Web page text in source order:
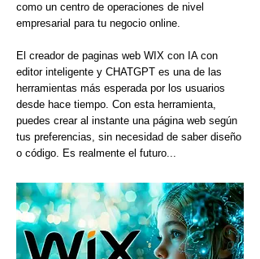
como un centro de operaciones de nivel
empresarial para tu negocio online.
El creador de paginas web WIX con IA con
editor inteligente y CHATGPT es una de las
herramientas más esperada por los usuarios
desde hace tiempo. Con esta herramienta,
puedes crear al instante una página web según
tus preferencias, sin necesidad de saber diseño
o código. Es realmente el futuro...